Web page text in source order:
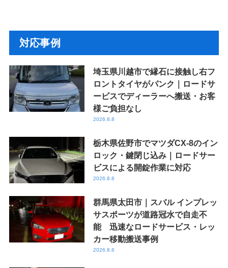
対応事例
埼玉県川越市で縁石に接触し右フ
ロントタイヤがパンク｜ロードサ
ービスでディーラーへ搬送・お客
様ご負担なし
2026.8.8
栃木県佐野市でマツダCX-8のイン
ロック・鍵閉じ込み｜ロードサー
ビスによる開錠作業に対応
2026.8.8
群馬県太田市｜スバル インプレッ
サスポーツが道路冠水で自走不
能 迅速なロードサービス・レッ
カー移動搬送事例
2026.8.6